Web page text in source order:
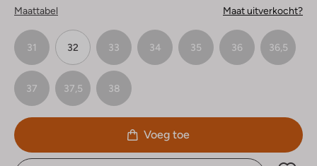
Maattabel Maat uitverkocht?
31 32 33 34 35 36 36,5
37 37,5 38
Voeg toe